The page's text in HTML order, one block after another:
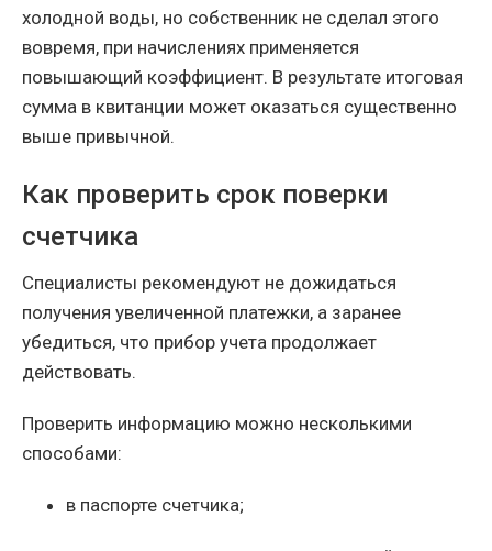
холодной воды, но собственник не сделал этого
вовремя, при начислениях применяется
повышающий коэффициент. В результате итоговая
сумма в квитанции может оказаться существенно
выше привычной.
Как проверить срок поверки
счетчика
Специалисты рекомендуют не дожидаться
получения увеличенной платежки, а заранее
убедиться, что прибор учета продолжает
действовать.
Проверить информацию можно несколькими
способами:
в паспорте счетчика;